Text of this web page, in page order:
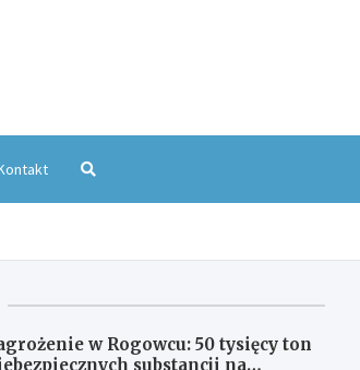
w Rogowcu: 50 tysięcy ton
substancji na